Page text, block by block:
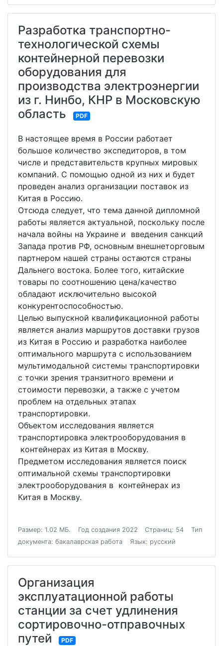
Разработка транспортно-
технологической схемы
контейнерной перевозки
оборудования для
производства электроэнергии
из г. Нинбо, КНР в Московскую
область
PDF
В настоящее время в России работает
большое количество экспедиторов, в том
числе и представительств крупных мировых
компаний. С помощью одной из них и будет
проведен анализ организации поставок из
Китая в Россию.
Отсюда следует, что тема данной дипломной
работы является актуальной, поскольку после
начала войны на Украине и введения санкций
Запада против РФ, основным внешнеторговым
партнером нашей страны остаются страны
Дальнего востока. Более того, китайские
товары по соотношению цена/качество
обладают исключительно высокой
конкурентоспособностью.
Целью выпускной квалификационной работы
является анализ маршрутов доставки грузов
из Китая в Россию и разработка наиболее
оптимального маршрута с использованием
мультимодальной системы транспортировки
с точки зрения транзитного времени и
стоимости перевозки, а также с учетом
проблем на отдельных этапах
транспортировки.
Объектом исследования является
транспортировка электрооборудования в
контейнерах из Китая в Москву.
Предметом исследования является поиск
оптимальной схемы транспортировки
электрооборудования в контейнерах из
Китая в Москву.
Размер: 1.02 МБ. Год создания 2022 Страниц: 54
Тип
документа: бакалаврская работа
Язык: русский
Организация
эксплуатационной работы
станции за счет удлинения
сортировочно-отправочных
путей
PDF